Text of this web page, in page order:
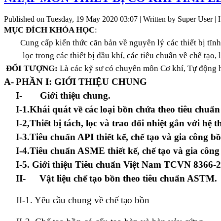
Published on Tuesday, 19 May 2020 03:07 | Written by Super User|
MỤC ĐÍCH KHÓA HỌC:
Cung cấp kiến thức căn bản vềnguyên lý các thiết bị
lọc trong các thiết bị dầu khí, các tiêu chuẩn về chế
ĐỐI TƯỢNG: Là các kỹ sư có chuyên môn Cơ khí, Tự động
A-PHẦN I: GIỚI THIỆU CHUNG
I-
Giới thiệu chung.
I-1.Khái quát về các loại bồn chứa theo tiêu
I-2,Thiết bị tách, lọc và trao đổi nhiệt gắn với hệ
I-3.Tiêu chuẩn API thiết kế, chế tạo và gia công
I-4.Tiêu chuẩn ASME thiết kế, chế tạo và gia
I-5. Giới thiệu Tiêu chuẩn Việt Nam TCVN 8366-
II-
Vật liệu chế tạo bồn theo tiêu chuẩn ASTM.
II-1. Yêu cầu chung về chế tạo bồn